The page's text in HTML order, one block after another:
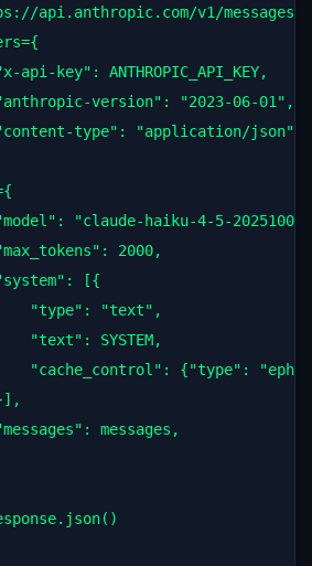
api.anthropic.com/v1/messages"
={
api-key" : ANTHROPIC_API_KEY,
version" : "2023-06-01" ,
type" : "application/json"
{
:
"claude-haiku-4-5-20251001"
: 2000,
: [{
"type" : "text" ,
"text" : SYSTEM,
"cache_control" : {"type" :
: messages ,
. json()